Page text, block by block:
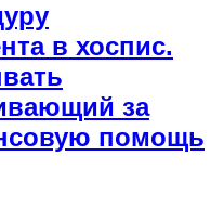
в хоспис.
за
помощь